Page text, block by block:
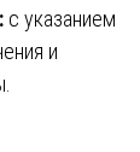
с указанием
и